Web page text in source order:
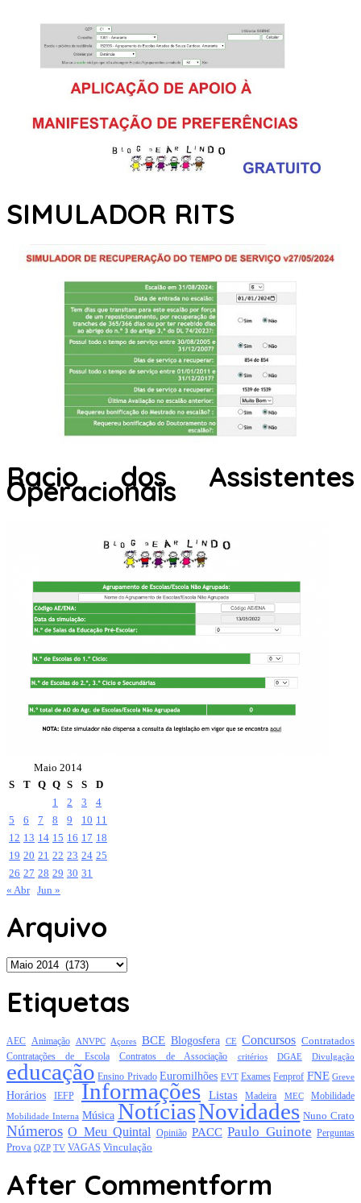
SIMULADOR RITS
Racio dos Assistentes
Operacionais
Maio 2014
S
T Q Q S S
D
1
2 3
4
5
6 7 8 9 10 11
12 13 14 15 16 17 18
19 20 21 22 23 24 25
26 27 28 29 30 31
« Abr Jun »
Arquivo
Arquivo
Etiquetas
AEC Animação ANVPC Açores BCE Blogosfera CE Concursos Contratados
Contratações de Escola Contratos de Associação critérios DGAE Divulgação
educação Ensino Privado Euromilhões EVT Exames Fenprof FNE Greve
Horários IEFP Informações Listas Madeira MEC Mobilidade
Mobilidade Interna Música NotíciasNovidades Nuno Crato
Números O Meu Quintal Opinião PACC Paulo Guinote Perguntas
Prova QZP TV VAGAS Vinculação
After Commentform